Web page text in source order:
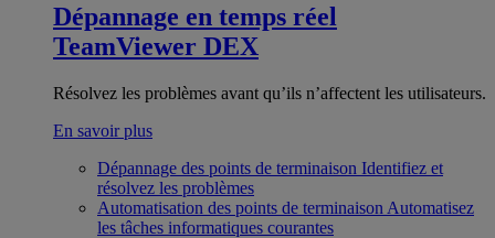
Dépannage en temps réel
TeamViewer DEX
Résolvez les problèmes avant qu’ils n’affectent les utilisateurs.
En savoir plus
Dépannage des points de terminaison Identifiez et
résolvez les problèmes
Automatisation des points de terminaison Automatisez
les tâches informatiques courantes